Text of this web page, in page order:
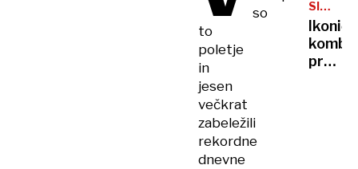
so
to
poletje
in
jesen
večkrat
zabeležili
rekordne
dnevne
raka
SIMBOL
kombi